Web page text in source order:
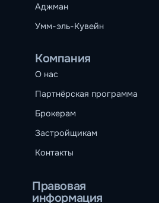
Аджман
Умм-эль-Кувейн
Компания
О нас
Партнёрская программа
Брокерам
Застройщикам
Контакты
Правовая
информация